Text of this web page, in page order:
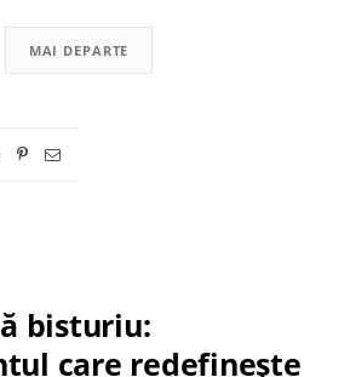
MAI DEPARTE
bisturiu:
care redefinește